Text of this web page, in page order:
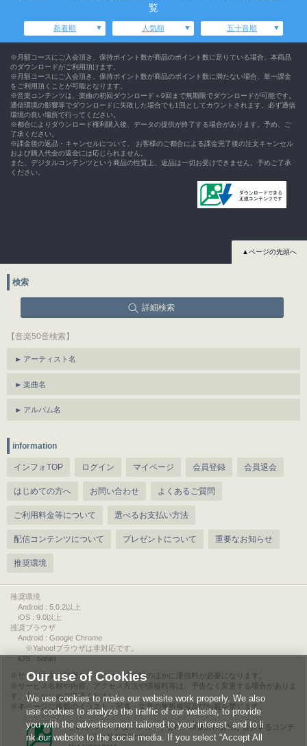
覧
新着順 人気順 五十音順
※月額コースにご入会頂き、保持ポイント数が商品のポイント数に足りている場合、本商品
のダウンロードがご利用頂けます。
※月額コースにご入会頂き、保持ポイント数が商品のポイント数に満たない場合、単一課金
をご利用頂くことが可能となります。
※音楽コンテンツは、楽曲の初回ダウンロード＋9回まで無期限でダウンロードが可能です。
通信環境の影響等でダウンロードに失敗した場合でも1回としてカウントされます。必ず通信
環境の良い場所で行ってください。
※都合によりダウンロード権利購入後、データの提供が終了する場合があります。予め、ご
了承ください。
※課金後の返品・キャンセルについて、 お客様のご都合による課金完了後の注文キャンセル
および購入代金の返金には応じられません。
また、デジタルコンテンツという商品の性質上、返品は一切お受けできません。予めご了承
ください。
▲ページの先頭へ
検索
詳細検索
【音楽50音検索】
アーティスト名
楽曲名
アルバム名
information
インフォTOP ログイン マイページ 会員登録 会員退会
はじめての方へ お問い合わせ よくあるご質問
ご利用料金等について 選べるお支払い方法
配信コンテンツについて プレゼントについて 重要なお知らせ
推奨環境
推奨環境
Android : 5.0.2以上
iOS : 9.0以上
推奨ブラウザ
Android : Google Chrome
※Yahoo!ブラウザは非対応です。
iOS : Safari
サービスをご利用されるには、情報料のほかに通信料が必要になります。
サービス名称や内容、アクセス方法や情報料等は、予告なく変更する場合がありま
す。あらかじめご了承ください。
本ページに掲載のイラスト・写真・文章の無断複写及び転載を禁じます。
このエルマークは、レコード会社・映像製作会社が提供するコンテ
ンツを示す登録商標です。
Our use of Cookies
We use cookies to make our website work properly. We also
use cookies to analyze the traffic of our website, to provide
you with the advertisement tailored to your interest, and to li
nk our website to the social media. If you select “Accept All